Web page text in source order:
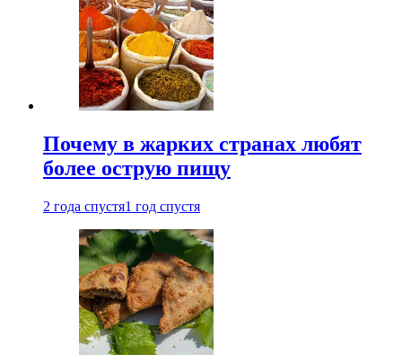
Почему в жарких странах любят
более острую пищу
2 года спустя1 год спустя